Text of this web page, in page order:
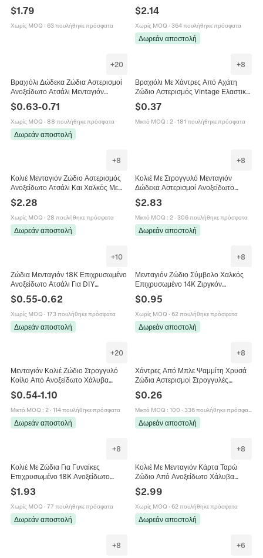
Αστρολογία Αλυσίδα Κλείδας
Κοσμήματα
$1.79
Χωρίς MOQ · 63 πουλήθηκε πρόσφατα
Γράμμα Μινιμαλιστικό Κόσμημα
$2.14
Χωρίς MOQ · 364 πουλήθηκε πρόσφατα
Δωρεάν αποστολή
+20
Βραχιόλι Δώδεκα Ζώδια Αστερισμοί
Ανοξείδωτο Ατσάλι Μενταγιόν
Γράμμα Όνομα Ρυθμιζόμενη Αλυσίδα
Κοσμήματα
$0.63-0.71
Χωρίς MOQ · 88 πουλήθηκε πρόσφατα
Δωρεάν αποστολή
+8
Βραχιόλι Με Χάντρες Από Αχάτη
Ζώδιο Αστερισμός Vintage Ελαστικά
Κοσμήματα Unisex Δώρο
$0.37
Μικτό MOQ : 2· 181 πουλήθηκε πρόσφατα
+8
Κολιέ Μενταγιόν Ζώδιο Αστερισμός
Ανοξείδωτο Ατσάλι Και Χαλκός Με
Στρογγυλό Ζιργκόν Μικροένθετο
Κοσμήματα
$2.28
Χωρίς MOQ · 28 πουλήθηκε πρόσφατα
Δωρεάν αποστολή
+8
Κολιέ Με Στρογγυλό Μενταγιόν
Δώδεκα Αστερισμοί Ανοξείδωτο
Ατσάλι Σμάλτο Ζώδιο Αστρολογία Για
Γυναίκες
$2.83
Μικτό MOQ : 2· 306 πουλήθηκε πρόσφατα
Δωρεάν αποστολή
+10
Ζώδια Μενταγιόν 18K Επιχρυσωμένο
Ανοξείδωτο Ατσάλι Για DIY
Κατασκευή Κοσμημάτων Κολιέ
Βραχιόλι Μόδα Γυναίκες
$0.55-0.62
Χωρίς MOQ · 173 πουλήθηκε πρόσφατα
Δωρεάν αποστολή
+8
Μενταγιόν Ζώδιο Σύμβολο Χαλκός
Επιχρυσωμένο 14K Ζιργκόν
Αξεσουάρ Κατασκευής Κοσμημάτων
DIY Μόδα
$0.95
Χωρίς MOQ · 62 πουλήθηκε πρόσφατα
Δωρεάν αποστολή
+20
Μενταγιόν Κολιέ Ζώδιο Στρογγυλό
Κοίλο Από Ανοξείδωτο Χάλυβα
Αστερισμός Αστρολογικά Σύμβολα
Κοσμήματα Για Άνδρες Γυναίκες
$0.54-1.10
Μικτό MOQ : 2· 114 πουλήθηκε πρόσφατα
Δωρεάν αποστολή
+8
Χάντρες Από Μπλε Ψαμμίτη Χρυσά
Ζώδια Αστερισμοί Στρογγυλές
Χάντρες Για Κατασκευή Κοσμημάτων
DIY Βραχιόλι
$0.26
Μικτό MOQ : 100 · 336 πουλήθηκε πρόσφατα
Δωρεάν αποστολή
+8
Κολιέ Με Ζώδια Για Γυναίκες
Επιχρυσωμένο 18K Ανοξείδωτο
Κοσμήματα
$1.93
Χωρίς MOQ · 77 πουλήθηκε πρόσφατα
Δωρεάν αποστολή
+8
Κολιέ Με Μενταγιόν Κάρτα Ταρώ
Ζώδιο Από Ανοξείδωτο Χάλυβα
Αστρολογικά Κοσμήματα Για
Γυναίκες
$2.99
Χωρίς MOQ · 62 πουλήθηκε πρόσφατα
Δωρεάν αποστολή
+8 +6